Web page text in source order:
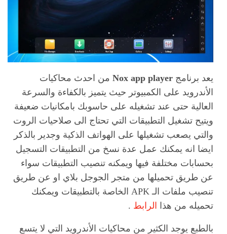
يعد برنامج Nox app player من احدث محاكيات
الأندرويد على الكمبيوتر حيث يتميز بالكفاءة والسرعة
العالية حتى عند تشغيله على حاسوبك بامكانيات ضعيفة
ويتيح تشغيل التطبيقات التي تحتاج الى صلاحيات الروت
والتي يصعب تشغيلها على الهواتف الذكية وجدير بالذكر
ايضا انه يمكنك عمل عدة نسخ من التطبيقات التسجيل
بحسابات مختلفة فيها ويمكنه تنصيب التطبيقات سواء
عن طريق تحميلها من متجر الجوجل بلاي او عن طريق
تنصيب ملفات الـ APK الخاصة بالتطبيقات ويمكنك
تحميله من هذا الرابط .
بالطبع يوجد الكثير من محاكيات الأندرويد التي لا يتسع